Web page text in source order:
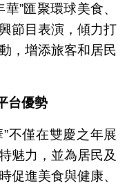
”匯聚環球美食、
節目表演，傾力打
，增添旅客和居民
台優勢
不僅在雙慶之年展
魅力，並為居民及
促進美食與健康、